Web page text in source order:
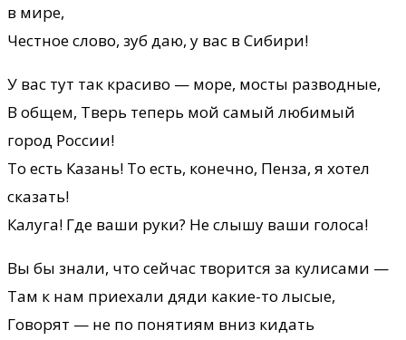
в мире,
Честное слово, зуб даю, у вас в Сибири!
У вас тут так красиво — море, мосты разводные,
В общем, Тверь теперь мой самый любимый
город России!
То есть Казань! То есть, конечно, Пенза, я хотел
сказать!
Калуга! Где ваши руки? Не слышу ваши голоса!
Вы бы знали, что сейчас творится за кулисами —
Там к нам приехали дяди какие-то лысые,
Говорят — не по понятиям вниз кидать